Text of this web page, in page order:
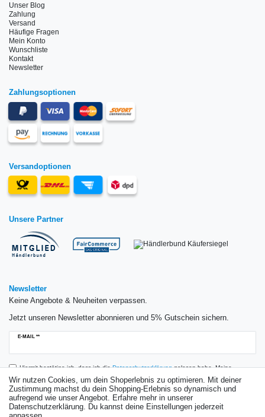
Unser Blog
Zahlung
Versand
Häufige Fragen
Mein Konto
Wunschliste
Kontakt
Newsletter
Zahlungsoptionen
Versandoptionen
Unsere Partner
Newsletter
Keine Angebote & Neuheiten verpassen.
Jetzt unseren Newsletter abonnieren und 5% Gutschein sichern.
E-MAIL **
Newsletter
Hiermit bestätige ich, dass ich dieDaten­schutz­erklärunggelesen habe. Meine
Einwilligung kann ich jederzeit widerrufen.**
Abonnieren
Wir nutzen Cookies, um dein Shoperlebnis zu optimieren. Mit deiner
Zustimmung machst du dein Shopping-Erlebnis so dynamisch und
aufregend wie unser Angebot. Erfahre mehr in unserer
Datenschutzerklärung. Du kannst deine Einstellungen jederzeit